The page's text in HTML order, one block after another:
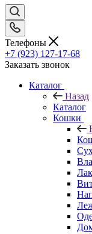
Телефоны
+7 (923) 127-17-68
Заказать звонок
Каталог
Назад
Каталог
Кошки